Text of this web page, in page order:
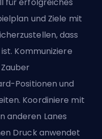
und Ziele mit
dass
Kommuniziere
Zauber
Positionen und
Koordiniere mit
anderen Lanes
Druck anwendet